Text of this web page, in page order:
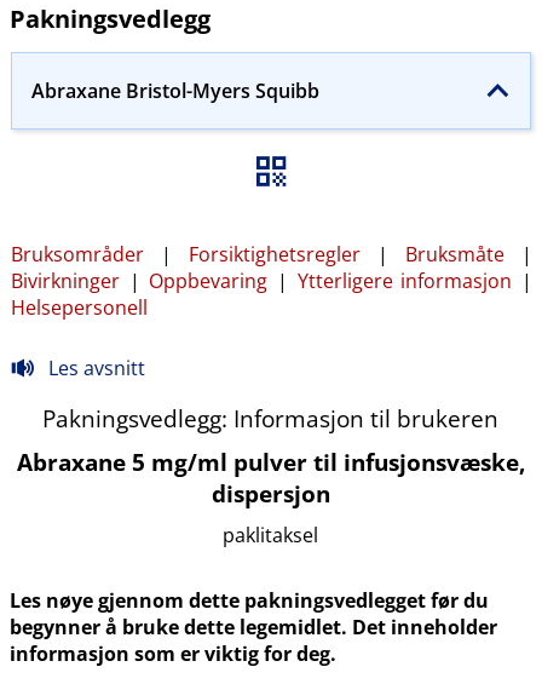
Pakningsvedlegg
Abraxane Bristol-Myers Squibb
Bruksområder | Forsiktighetsregler | Bruksmåte |
Bivirkninger | Oppbevaring | Ytterligere informasjon |
Helsepersonell
Les avsnitt
Pakningsvedlegg: Informasjon til brukeren
Abraxane 5 mg/ml pulver til infusjonsvæske,
dispersjon
paklitaksel
Les nøye gjennom dette pakningsvedlegget før du
begynner å bruke dette legemidlet. Det inneholder
informasjon som er viktig for deg.